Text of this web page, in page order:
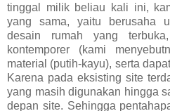
tinggal milik beliau kali ini,
yang sama, yaitu berusaha
desain rumah yang
kontemporer (kami
material (putih-kayu), serta
Karena pada eksisting site
yang masih digunakan hingga
depan site. Sehingga